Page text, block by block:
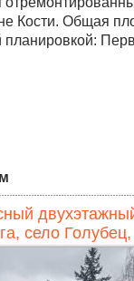
Кости. Общая
Первый этаж - две
комната и
/одна с ванной
Двор 300 кв.м. с
еще 160 кв.м....
село